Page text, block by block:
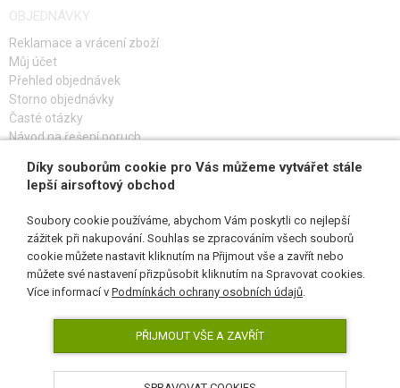
OBJEDNÁVKY
Reklamace a vrácení zboží
Můj účet
Přehled objednávek
Storno objednávky
Časté otázky
Návod na řešení poruch
PŘIHLAŠ SE K ODBĚRU
SLEDUJ NÁS
Díky souborům cookie pro Vás můžeme vytvářet stále
lepší airsoftový obchod
Soubory cookie používáme, abychom Vám poskytli co nejlepší
zážitek při nakupování. Souhlas se zpracováním všech souborů
cookie můžete nastavit kliknutím na Přijmout vše a zavřít nebo
můžete své nastavení přizpůsobit kliknutím na Spravovat cookies.
Více informací v Podmínkách ochrany osobních údajů.
PŘIJMOUT VŠE A ZAVŘÍT